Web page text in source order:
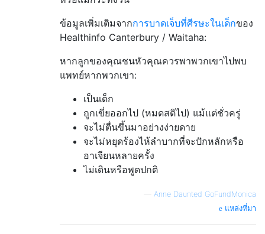
ข้อมูลเพิ่มเติมจากการบาดเจ็บที่ศีรษะในเด็กของ
Healthinfo Canterbury / Waitaha:
หากลูกของคุณชนหัวคุณควรพาพวกเขาไปพบ
แพทย์หากพวกเขา:
เป็นเด็ก
ถูกเขี่ยออกไป (หมดสติไป) แม้แต่ชั่วครู่
จะไม่ตื่นขึ้นมาอย่างง่ายดาย
จะไม่หยุดร้องไห้ลำบากที่จะปักหลักหรือ
อาเจียนหลายครั้ง
ไม่เดินหรือพูดปกติ
— Anne Daunted GoFundMonica
แหล่งที่มา